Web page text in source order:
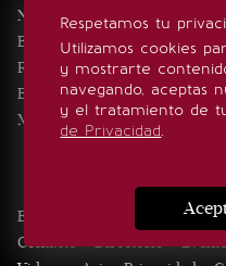
Respetamos tu
Utilizamos cookies
y mostrarte
navegando, aceptas
y el tratamiento de
de Privacidad.
Noticias
Eventos
Realeza
Estilo de vida
Minuto x Minuto
Edición Impresa Noticias
Contacto
Directorio